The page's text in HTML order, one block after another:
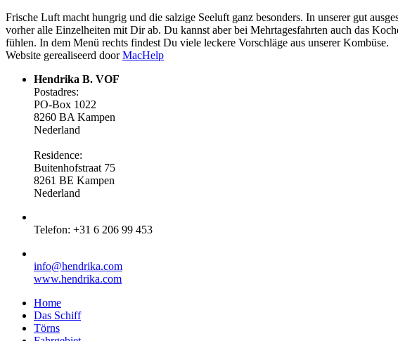
Frische Luft macht hungrig und die salzige Seeluft ganz besonders. In unserer gut
vorher alle Einzelheiten mit Dir ab. Du kannst aber bei Mehrtagesfahrten auch das
fühlen. In dem Menü rechts findest Du viele leckere Vorschläge aus unserer Kombüse.
Website gerealiseerd doorMacHelp
Hendrika B. VOF
Postadres:
PO-Box 1022
8260 BA Kampen
Nederland
Residence:
Buitenhofstraat 75
8261 BE Kampen
Nederland
Telefon: +31 6 206 99 453
info@hendrika.com
www.hendrika.com
Home
Das Schiff
Törns